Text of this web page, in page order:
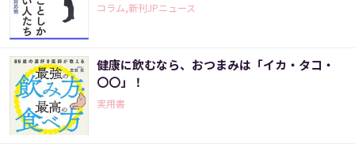
コラム,新刊JPニュース
健康に飲むなら、おつまみは「イカ・タコ・
〇〇」！
実用書